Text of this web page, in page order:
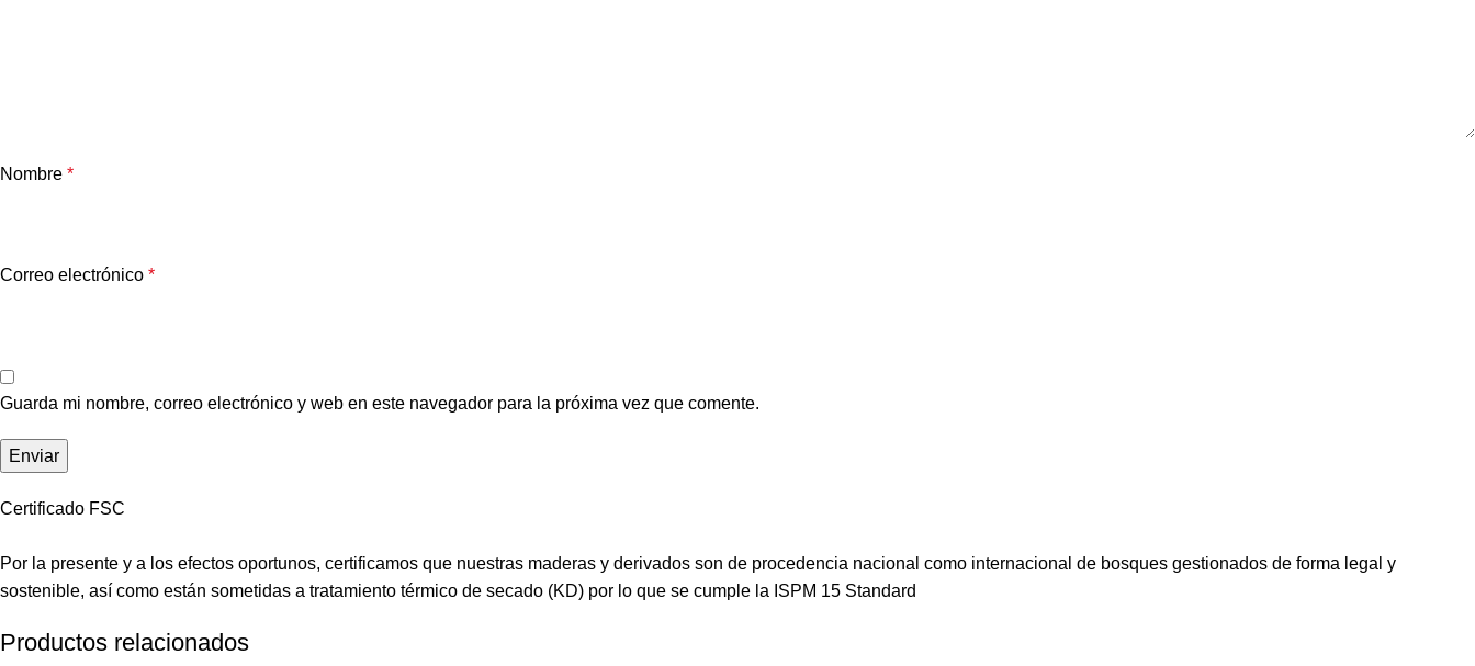
Nombre *
Correo electrónico *
Guarda mi nombre, correo electrónico y web en este navegador para la próxima vez que comente.
Certificado FSC
Por la presente y a los efectos oportunos, certificamos que nuestras maderas y derivados son de procedencia nacional como internacional de bosques gestionados de forma legal y
sostenible, así como están sometidas a tratamiento térmico de secado (KD) por lo que se cumple la ISPM 15 Standard
Productos relacionados